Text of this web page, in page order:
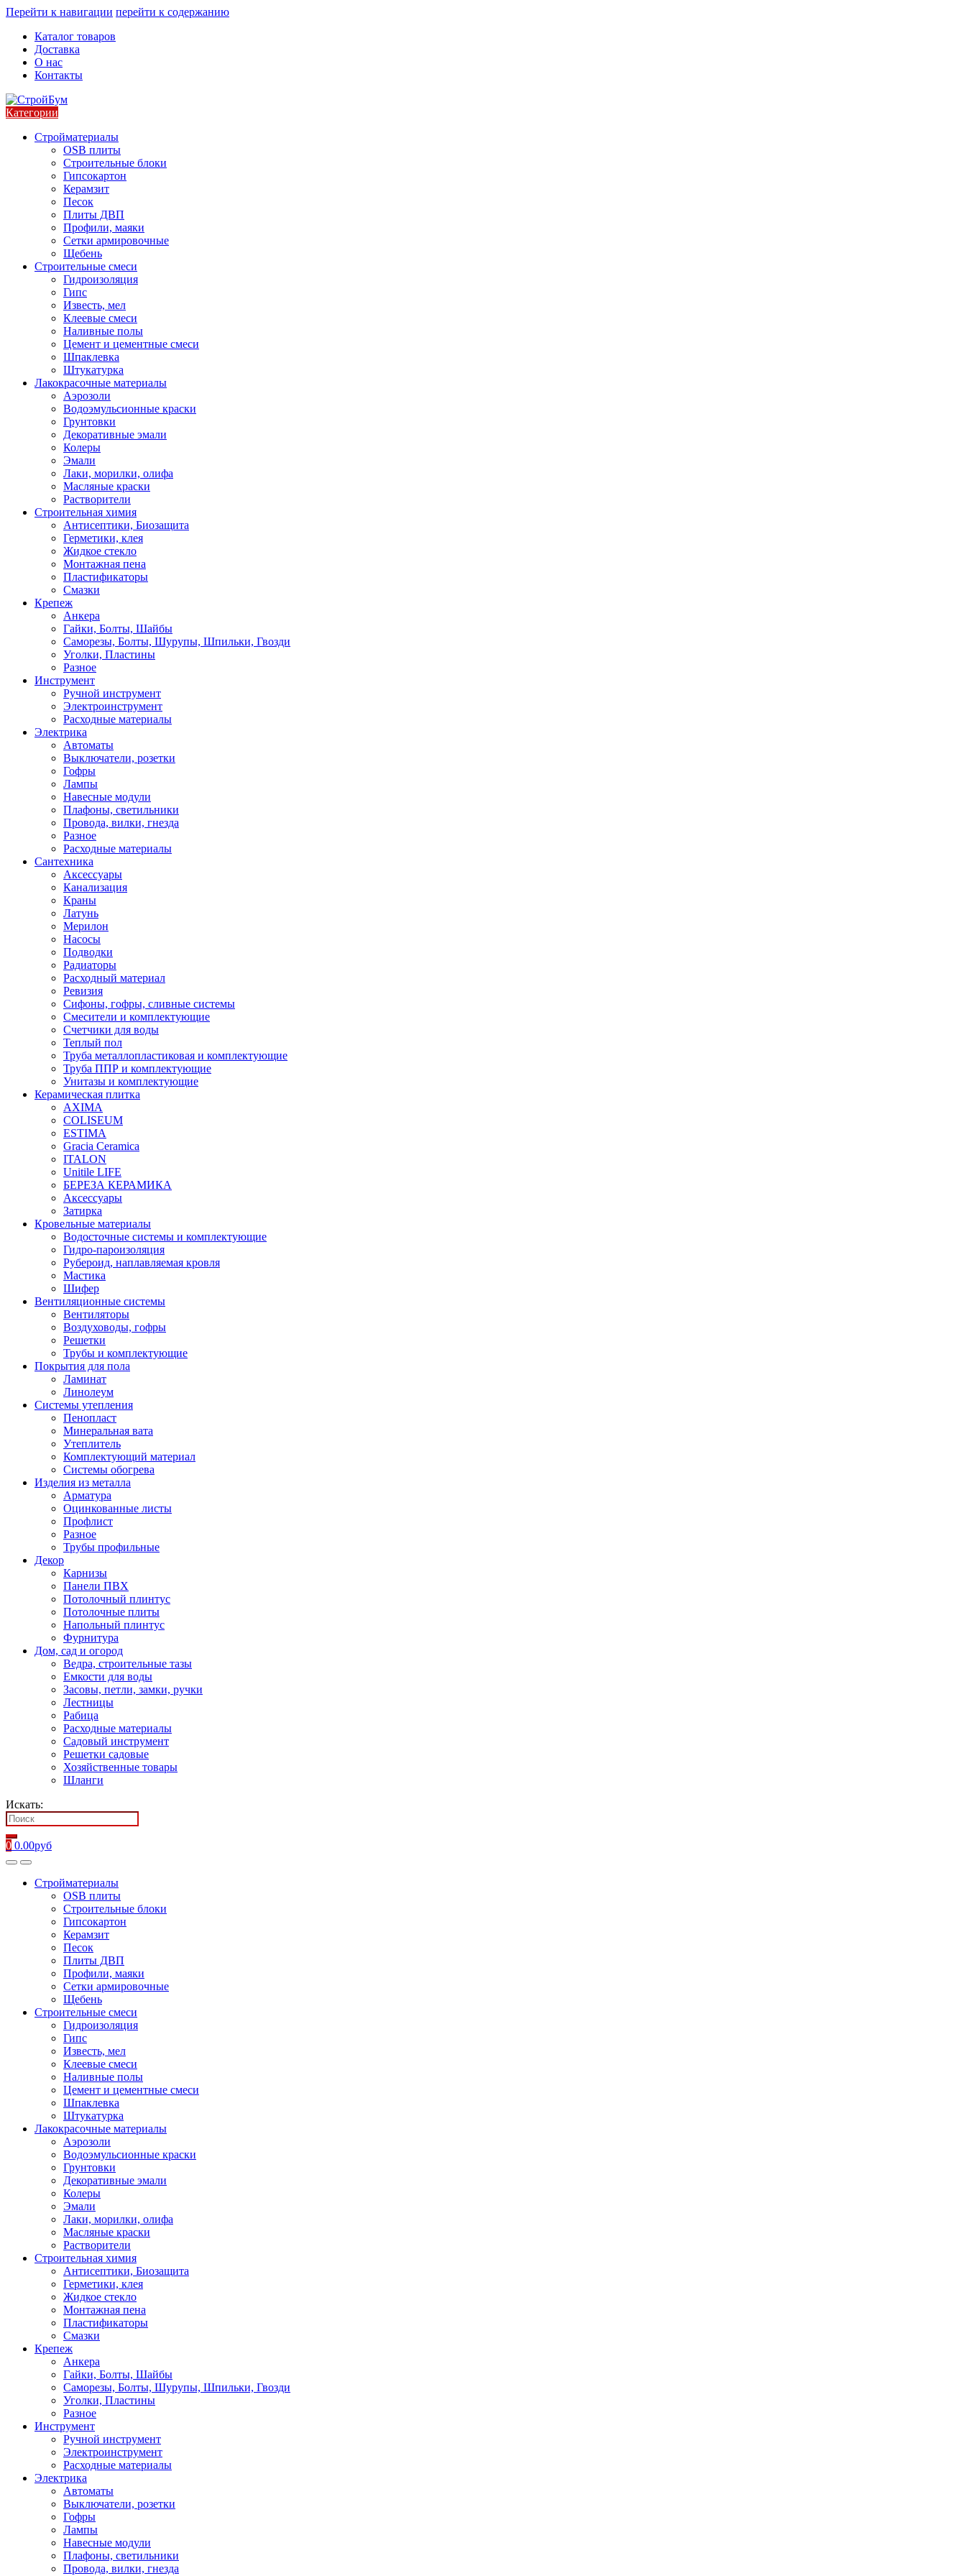
Перейти к навигации перейти к содержанию
Каталог товаров
Доставка
О нас
Контакты
Категории
Стройматериалы
OSB плиты
Строительные блоки
Гипсокартон
Керамзит
Песок
Плиты ДВП
Профили, маяки
Сетки армировочные
Щебень
Строительные смеси
Гидроизоляция
Гипс
Известь, мел
Клеевые смеси
Наливные полы
Цемент и цементные смеси
Шпаклевка
Штукатурка
Лакокрасочные материалы
Аэрозоли
Водоэмульсионные краски
Грунтовки
Декоративные эмали
Колеры
Эмали
Лаки, морилки, олифа
Масляные краски
Растворители
Строительная химия
Антисептики, Биозащита
Герметики, клея
Жидкое стекло
Монтажная пена
Пластификаторы
Смазки
Крепеж
Анкера
Гайки, Болты, Шайбы
Саморезы, Болты, Шурупы, Шпильки, Гвозди
Уголки, Пластины
Разное
Инструмент
Ручной инструмент
Электроинструмент
Расходные материалы
Электрика
Автоматы
Выключатели, розетки
Гофры
Лампы
Навесные модули
Плафоны, светильники
Провода, вилки, гнезда
Разное
Расходные материалы
Сантехника
Аксессуары
Канализация
Краны
Латунь
Мерилон
Насосы
Подводки
Радиаторы
Расходный материал
Ревизия
Сифоны, гофры, сливные системы
Смесители и комплектующие
Счетчики для воды
Теплый пол
Труба металлопластиковая и комплектующие
Труба ППР и комплектующие
Унитазы и комплектующие
Керамическая плитка
AXIMA
COLISEUM
ESTIMA
Gracia Ceramica
ITALON
Unitile LIFE
БЕРЕЗА КЕРАМИКА
Аксессуары
Затирка
Кровельные материалы
Водосточные системы и комплектующие
Гидро-пароизоляция
Рубероид, наплавляемая кровля
Мастика
Шифер
Вентиляционные системы
Вентиляторы
Воздуховоды, гофры
Решетки
Трубы и комплектующие
Покрытия для пола
Ламинат
Линолеум
Системы утепления
Пенопласт
Минеральная вата
Утеплитель
Комплектующий материал
Системы обогрева
Изделия из металла
Арматура
Оцинкованные листы
Профлист
Разное
Трубы профильные
Декор
Карнизы
Панели ПВХ
Потолочный плинтус
Потолочные плиты
Напольный плинтус
Фурнитура
Дом, сад и огород
Ведра, строительные тазы
Емкости для воды
Засовы, петли, замки, ручки
Лестницы
Рабица
Расходные материалы
Садовый инструмент
Решетки садовые
Хозяйственные товары
Шланги
Искать:
0 0.00руб
Стройматериалы
OSB плиты
Строительные блоки
Гипсокартон
Керамзит
Песок
Плиты ДВП
Профили, маяки
Сетки армировочные
Щебень
Строительные смеси
Гидроизоляция
Гипс
Известь, мел
Клеевые смеси
Наливные полы
Цемент и цементные смеси
Шпаклевка
Штукатурка
Лакокрасочные материалы
Аэрозоли
Водоэмульсионные краски
Грунтовки
Декоративные эмали
Колеры
Эмали
Лаки, морилки, олифа
Масляные краски
Растворители
Строительная химия
Антисептики, Биозащита
Герметики, клея
Жидкое стекло
Монтажная пена
Пластификаторы
Смазки
Крепеж
Анкера
Гайки, Болты, Шайбы
Саморезы, Болты, Шурупы, Шпильки, Гвозди
Уголки, Пластины
Разное
Инструмент
Ручной инструмент
Электроинструмент
Расходные материалы
Электрика
Автоматы
Выключатели, розетки
Гофры
Лампы
Навесные модули
Плафоны, светильники
Провода, вилки, гнезда